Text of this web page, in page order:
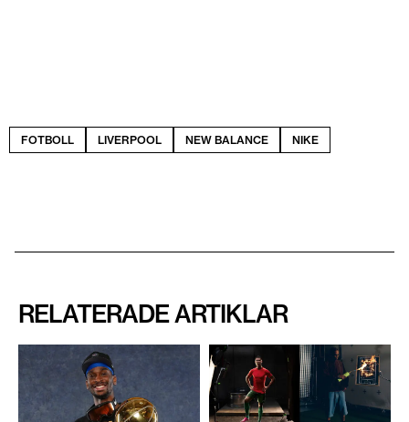
FOTBOLL LIVERPOOL NEW BALANCE NIKE
RELATERADE ARTIKLAR